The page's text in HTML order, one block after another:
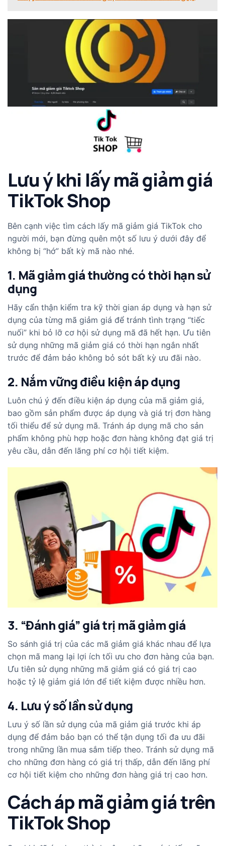
Lưu ý khi lấy mã giảm giá
TikTok Shop
Bên cạnh việc tìm cách lấy mã giảm giá TikTok cho
người mới, bạn đừng quên một số lưu ý dưới đây để
không bị “hớ” bất kỳ mã nào nhé.
1. Mã giảm giá thường có thời hạn sử
dụng
Hãy cẩn thận kiểm tra kỹ thời gian áp dụng và hạn sử
dụng của từng mã giảm giá để tránh tình trạng “tiếc
nuối” khi bỏ lỡ cơ hội sử dụng mã đã hết hạn. Ưu tiên
sử dụng những mã giảm giá có thời hạn ngắn nhất
trước để đảm bảo không bỏ sót bất kỳ ưu đãi nào.
2. Nắm vững điều kiện áp dụng
Luôn chú ý đến điều kiện áp dụng của mã giảm giá,
bao gồm sản phẩm được áp dụng và giá trị đơn hàng
tối thiểu để sử dụng mã. Tránh áp dụng mã cho sản
phẩm không phù hợp hoặc đơn hàng không đạt giá trị
yêu cầu, dẫn đến lãng phí cơ hội tiết kiệm.
3. “Đánh giá” giá trị mã giảm giá
So sánh giá trị của các mã giảm giá khác nhau để lựa
chọn mã mang lại lợi ích tối ưu cho đơn hàng của bạn.
Ưu tiên sử dụng những mã giảm giá có giá trị cao
hoặc tỷ lệ giảm giá lớn để tiết kiệm được nhiều hơn.
4. Lưu ý số lần sử dụng
Lưu ý số lần sử dụng của mã giảm giá trước khi áp
dụng để đảm bảo bạn có thể tận dụng tối đa ưu đãi
trong những lần mua sắm tiếp theo. Tránh sử dụng mã
cho những đơn hàng có giá trị thấp, dẫn đến lãng phí
cơ hội tiết kiệm cho những đơn hàng giá trị cao hơn.
Cách áp mã giảm giá trên
TikTok Shop